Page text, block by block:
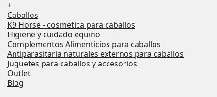
+
Caballos
K9 Horse - cosmetica para caballos
Higiene y cuidado equino
Complementos Alimenticios para caballos
Antiparasitaria naturales externos para caballos
Juguetes para caballos y accesorios
Outlet
Blog